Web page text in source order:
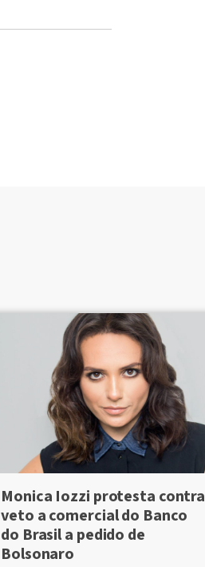
Monica Iozzi protesta contra
veto a comercial do Banco
do Brasil a pedido de
Bolsonaro